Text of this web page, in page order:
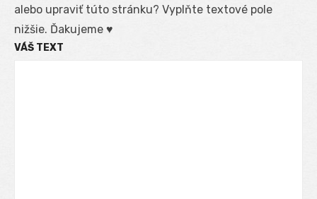
alebo upraviť túto stránku? Vyplňte textové pole
nižšie. Ďakujeme ♥
VÁŠ TEXT